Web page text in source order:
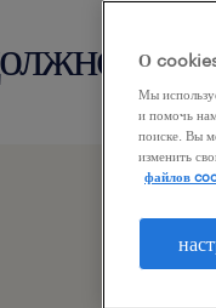
О
Мы
и помочь
поиске. Вы
изменить
файлов